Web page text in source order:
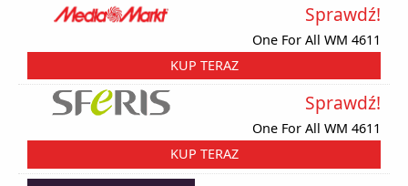
One For All WM 4611
Sprawdź!
KUP TERAZ
One For All WM 4611
Sprawdź!
KUP TERAZ